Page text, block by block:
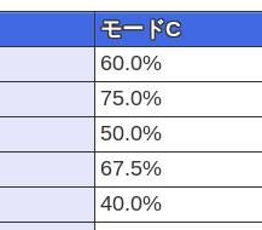
モードC
60.0%
75.0%
50.0%
67.5%
40.0%